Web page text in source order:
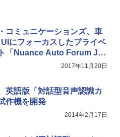
コミュニケーションズ、車
にフォーカスしたプライベ
「Nuance Auto Forum Jap
2017年11月20日
英語版「対話型音声認識カ
作機を開発
2014年2月17日